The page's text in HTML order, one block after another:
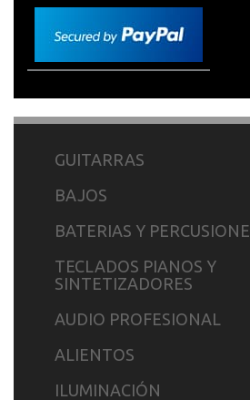
GUITARRAS
BAJOS
BATERIAS Y
TECLADOS PIANOS Y
SINTETIZADORES
AUDIO PROFESIONAL
ALIENTOS
ILUMINACIÓN